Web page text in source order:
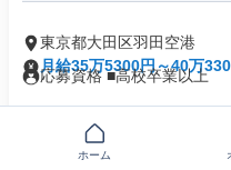
東京都大田区羽田空港
月給35万5300円～40万
応募資格 ■高校卒業以上
ホーム